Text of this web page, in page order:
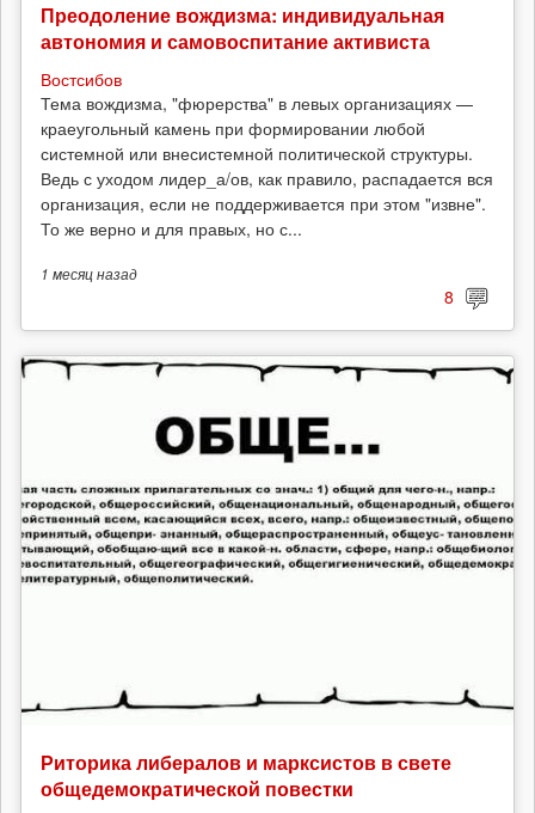
Преодоление вождизма: индивидуальная
автономия и самовоспитание активиста
Востсибов
Тема вождизма, "фюрерства" в левых организациях —
краеугольный камень при формировании любой
системной или внесистемной политической структуры.
Ведь с уходом лидер_а/ов, как правило, распадается вся
организация, если не поддерживается при этом "извне".
То же верно и для правых, но с...
1 месяцназад
8
Риторика либералов и марксистов в свете
общедемократической повестки